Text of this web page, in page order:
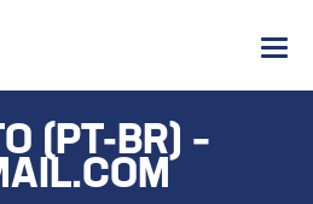
(PT-BR) –